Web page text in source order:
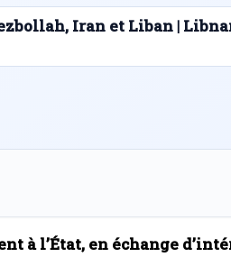
Iran et Liban |
à l’État, en échange